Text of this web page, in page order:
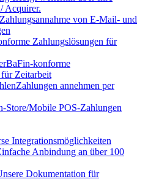
Acquirer.
Zahlungsannahme von E-Mail- und
Zahlungslösungen für
BaFin-konforme
Zeitarbeit
Zahlungen annehmen per
Store/Mobile POS-Zahlungen
Integrationsmöglichkeiten
Anbindung an über 100
Dokumentation für